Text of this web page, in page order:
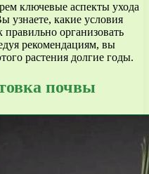
ключевые аспекты ухода
узнаете, какие условия
правильно организовать
рекомендациям, вы
растения долгие годы.
почвы